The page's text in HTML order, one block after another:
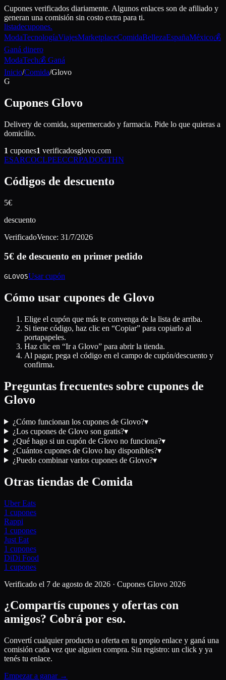
Cupones verificados diariamente. Algunos enlaces son de afiliado y
generan una comisión sin costo extra para ti.
listadecupones.
ModaTecnologíaViajesMarketplaceComidaBellezaEspañaMéxico💰
Ganá dinero
ModaTech💰 Ganá
Inicio/Comida/Glovo
G
Cupones Glovo
Delivery de comida, supermercado y farmacia. Pide lo que quieras a
domicilio.
1 cupones1 verificadosglovo.com
ESARCOCLPEECCRPADOGTHN
Códigos de descuento
5€
descuento
VerificadoVence: 31/7/2026
5€ de descuento en primer pedido
GLOVO5Usar cupón
Cómo usar cupones de Glovo
Elige el cupón que más te convenga de la lista de arriba.
Si tiene código, haz clic en “Copiar” para copiarlo al
portapapeles.
Haz clic en “Ir a Glovo” para abrir la tienda.
Al pagar, pega el código en el campo de cupón/descuento y
confirma.
Preguntas frecuentes sobre cupones de
Glovo
¿Cómo funcionan los cupones de Glovo?▾
¿Los cupones de Glovo son gratis?▾
¿Qué hago si un cupón de Glovo no funciona?▾
¿Cuántos cupones de Glovo hay disponibles?▾
¿Puedo combinar varios cupones de Glovo?▾
Otras tiendas de Comida
Uber Eats
1 cupones
Rappi
1 cupones
Just Eat
1 cupones
DiDi Food
1 cupones
Verificado el 7 de agosto de 2026 · Cupones Glovo 2026
¿Compartís cupones y ofertas con
amigos? Cobrá por eso.
Convertí cualquier producto u oferta en tu propio enlace y ganá una
comisión cada vez que alguien compra. Sin registro: un click y ya
tenés tu enlace.
Empezar a ganar →